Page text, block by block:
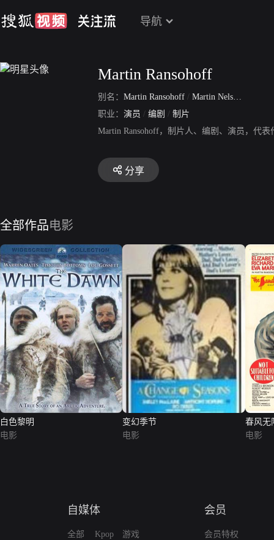
导航
Martin Ransohoff
别名： Martin Ransohoff / Martin Nelson Ransohoff
职业： 演员 / 编剧 / 制片
Martin Ransohoff，制片人、编剧、演员，代
分享
全部作品电影
白色黎明
电影
变幻季节
电影
春风无
电影
自媒体
全部
Kpop
游戏
会员
会员特权